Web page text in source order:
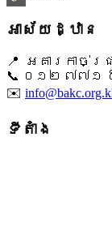
អាស័យដ្ឋាន
📍 អគារកា
📞 ​០១២ ៧៧១
✉️
ទីតាំង